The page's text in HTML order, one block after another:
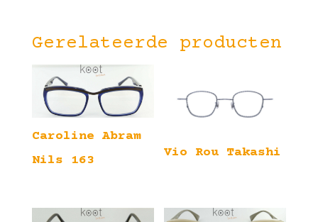
Gerelateerde producten
Caroline Abram
Nils 163
Vio Rou Takashi